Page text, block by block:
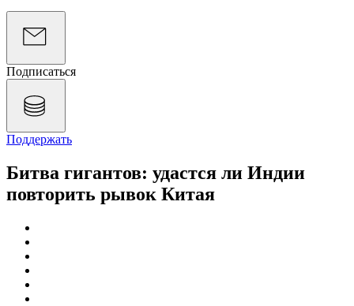
Подписаться
Поддержать
Битва гигантов: удастся ли Индии
повторить рывок Китая